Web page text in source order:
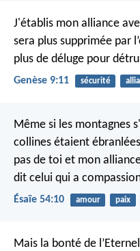
J'établis mon alliance
sera plus supprimée par
plus de déluge pour
Genèse 9:11 sécurité
Même si les montagnes
collines étaient
pas de toi et mon
dit celui qui a
Ésaïe 54:10 amour paix
Mais la bonté de